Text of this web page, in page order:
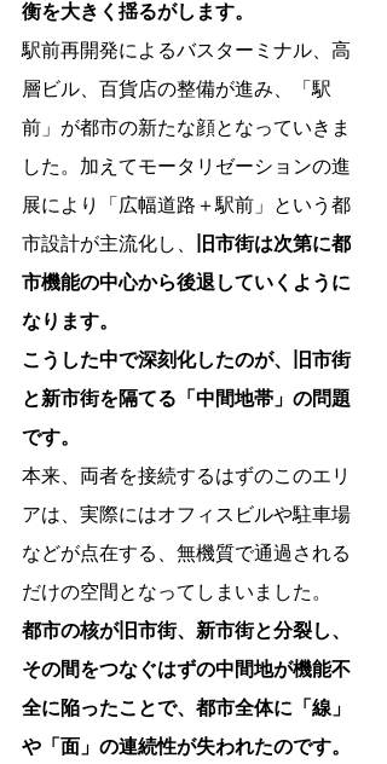
衡を大きく揺るがします。
駅前再開発によるバスターミナル、高
層ビル、百貨店の整備が進み、「駅
前」が都市の新たな顔となっていきま
した。加えてモータリゼーションの進
展により「広幅道路＋駅前」という都
市設計が主流化し、
旧市街は次第に都
市機能の中心から後退していくように
なります。
こうした中で深刻化したのが、旧市街
と新市街を隔てる「中間地帯」の問題
です。
本来、両者を接続するはずのこのエリ
アは、実際にはオフィスビルや駐車場
などが点在する、無機質で通過される
だけの空間となってしまいました。
都市の核が旧市街、新市街と分裂し、
その間をつなぐはずの中間地が機能不
全に陥ったことで、都市全体に「線」
や「面」の連続性が失われたのです。